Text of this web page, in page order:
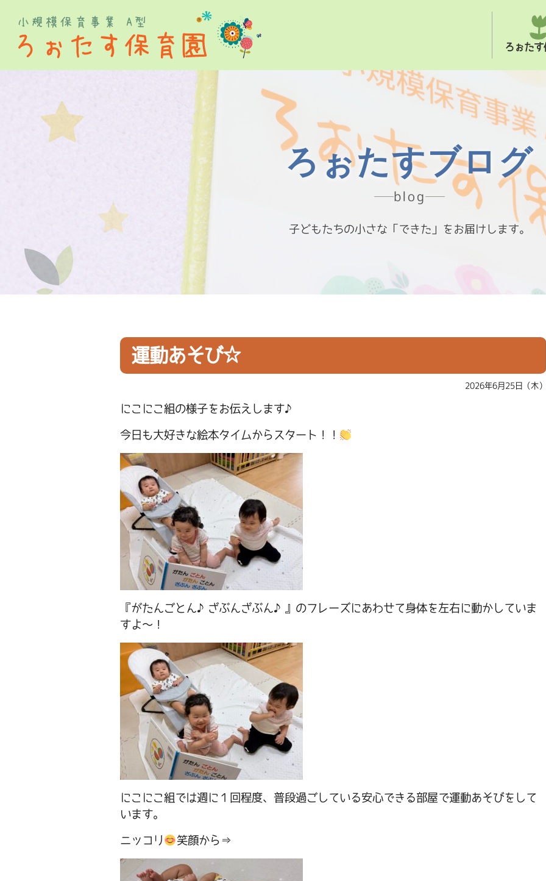
ろぉたす
ろぉたすブログ
blog
子どもたちの小さな「できた」をお届けします。
運動あそび☆
2026年6月25日（木）
にこにこ組の様子をお伝えします♪
今日も大好きな絵本タイムからスタート！！
『がたんごとん♪ざぶんざぶん♪』のフレーズにあわせて身体を左右に動かしていま
すよ～！
にこにこ組では週に１回程度、普段過ごしている安心できる部屋で運動あそびをして
います。
ニッコリ 笑顔から⇒